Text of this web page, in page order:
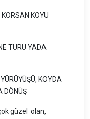
KOYU
TURU YADA
KOYDA
DÖNÜŞ
güzel olan,